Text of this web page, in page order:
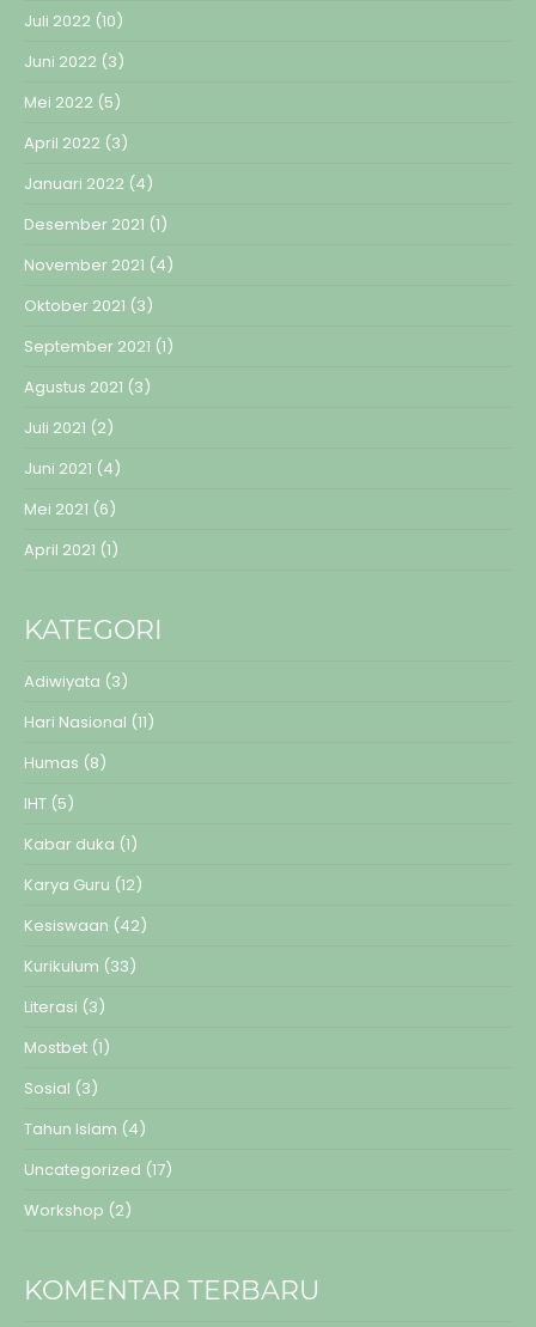
Juli 2022 (10)
Juni 2022 (3)
Mei 2022 (5)
April 2022 (3)
Januari 2022 (4)
Desember 2021 (1)
November 2021 (4)
Oktober 2021 (3)
September 2021 (1)
Agustus 2021 (3)
Juli 2021 (2)
Juni 2021 (4)
Mei 2021 (6)
April 2021 (1)
KATEGORI
Adiwiyata (3)
Hari Nasional (11)
Humas (8)
IHT (5)
Kabar duka (1)
Karya Guru (12)
Kesiswaan (42)
Kurikulum (33)
Literasi (3)
Mostbet (1)
Sosial (3)
Tahun Islam (4)
Uncategorized (17)
Workshop (2)
KOMENTAR TERBARU